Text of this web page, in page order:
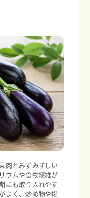
肉とみずみずしい
ウムや食物繊維が
にも取り入れやす
よく、炒め物や揚